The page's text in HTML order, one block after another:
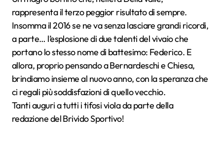
rappresenta il terzo peggior risultato di sempre.
Insomma il 2016 se ne va senza lasciare grandi ricordi,
a parte… l’esplosione di due talenti del vivaio che
portano lo stesso nome di battesimo: Federico. E
allora, proprio pensando a Bernardeschi e Chiesa,
brindiamo insieme al nuovo anno, con la speranza che
ci regali più soddisfazioni di quello vecchio.
Tanti auguri a tutti i tifosi viola da parte della
redazione del Brivido Sportivo!